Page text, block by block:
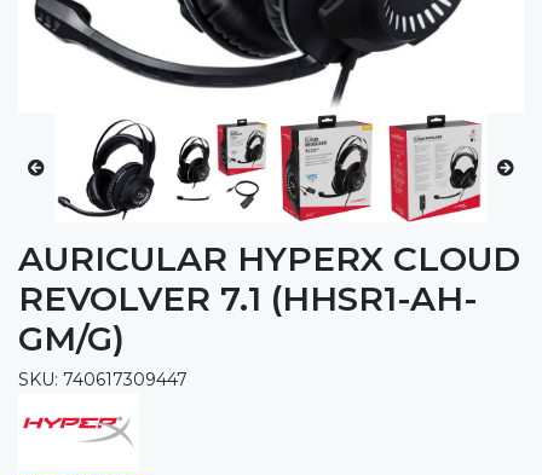
AURICULAR HYPERX CLOUD
REVOLVER 7.1 (HHSR1-AH-
GM/G)
SKU: 740617309447